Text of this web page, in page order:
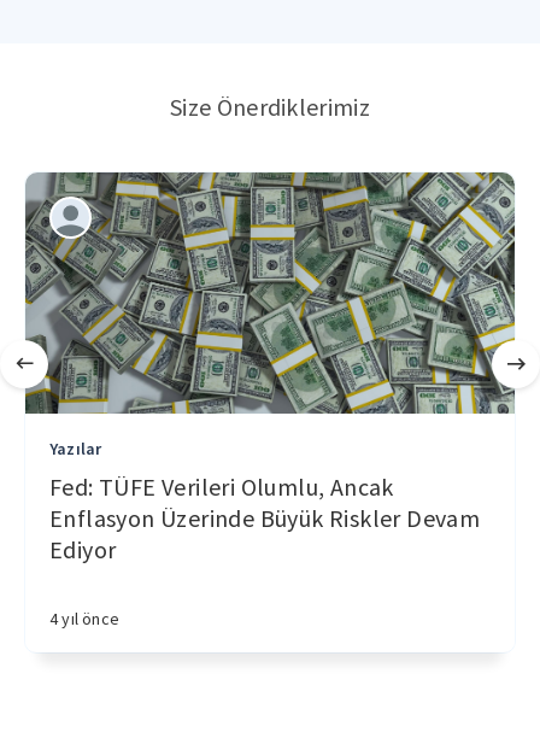
Size Önerdiklerimiz
Yazılar
Fed: TÜFE Verileri Olumlu, Ancak
Enflasyon Üzerinde Büyük Riskler Devam
Ediyor
4 yıl önce